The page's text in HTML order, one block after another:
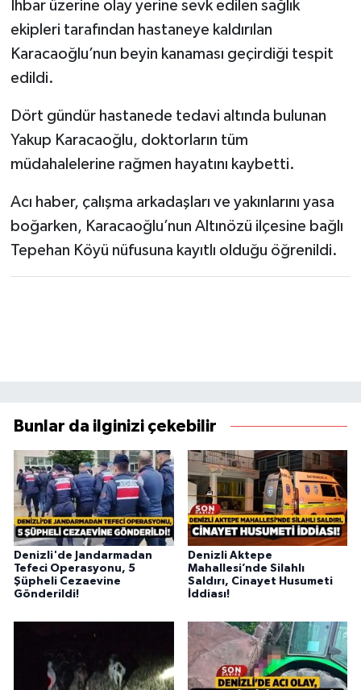
İhbar üzerine olay yerine sevk edilen sağlık
ekipleri tarafından hastaneye kaldırılan
Karacaoğlu’nun beyin kanaması geçirdiği tespit
edildi.
Dört gündür hastanede tedavi altında bulunan
Yakup Karacaoğlu, doktorların tüm
müdahalelerine rağmen hayatını kaybetti.
Acı haber, çalışma arkadaşları ve yakınlarını yasa
boğarken, Karacaoğlu’nun Altınözü ilçesine bağlı
Tepehan Köyü nüfusuna kayıtlı olduğu öğrenildi.
Bunlar da ilginizi çekebilir
Denizli'de Jandarmadan
Tefeci Operasyonu, 5
Şüpheli Cezaevine
Gönderildi!
Denizli Aktepe
Mahallesi’nde Silahlı
Saldırı, Cinayet Husumeti
İddiası!